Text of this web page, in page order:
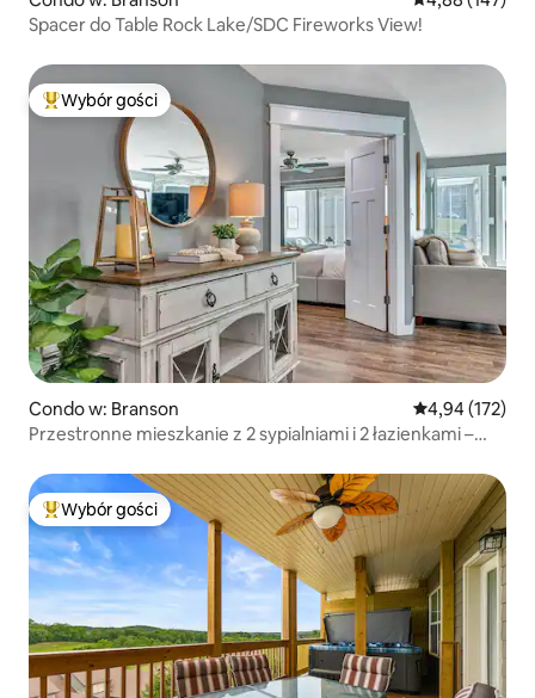
Spacer do Table Rock Lake/SDC Fireworks View!
Najpopularniejsze z kategorii Wybór gości
Wybór gości
Condo w: Branson Średnia
4,94 (172)
Przestronne mieszkanie z 2 sypialniami i 2 łazienkami –
Najpopularniejsze z kategorii Wybór gości
Wybór gości